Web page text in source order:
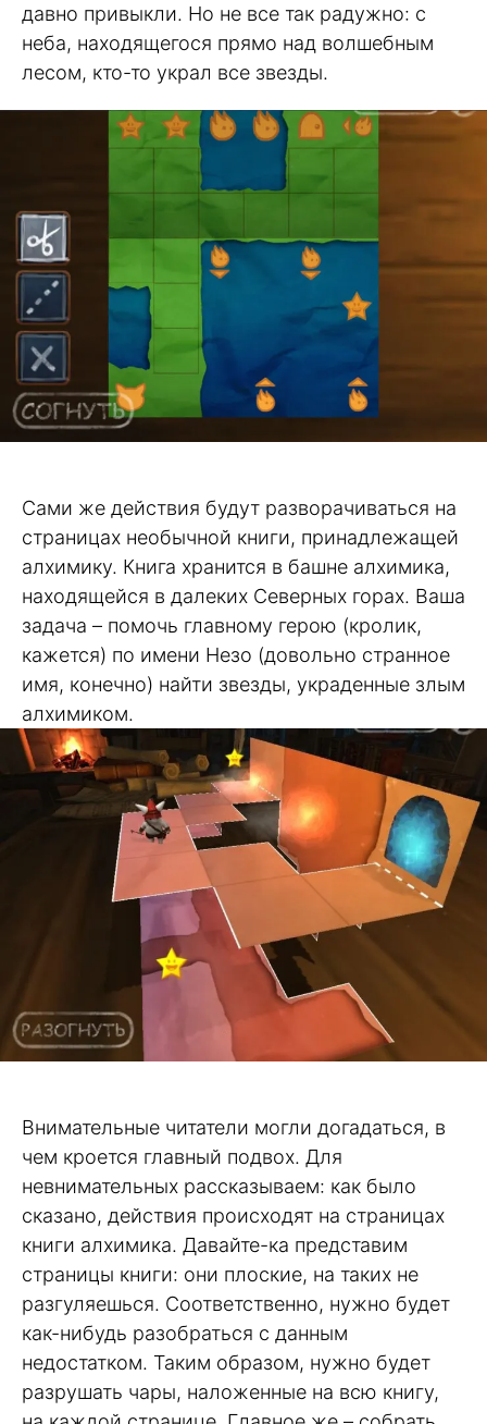
давно привыкли. Но не все так радужно: с
неба, находящегося прямо над волшебным
лесом, кто-то украл все звезды.
Сами же действия будут разворачиваться на
страницах необычной книги, принадлежащей
алхимику. Книга хранится в башне алхимика,
находящейся в далеких Северных горах. Ваша
задача – помочь главному герою (кролик,
кажется) по имени Незо (довольно странное
имя, конечно) найти звезды, украденные злым
алхимиком.
Внимательные читатели могли догадаться, в
чем кроется главный подвох. Для
невнимательных рассказываем: как было
сказано, действия происходят на страницах
книги алхимика. Давайте-ка представим
страницы книги: они плоские, на таких не
разгуляешься. Соответственно, нужно будет
как-нибудь разобраться с данным
недостатком. Таким образом, нужно будет
разрушать чары, наложенные на всю книгу,